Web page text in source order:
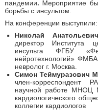
пандемии. Мероприятие
борьбы с инсультом.
На конференции выступили:
Николай
директор Института
инсульта ФГБУ
нейротехнологий»
невролог г. Москва.
Симон Теймуразович
член-корреспондент
научной работе МНОЦ
кардиологического
коллегии кардиологов